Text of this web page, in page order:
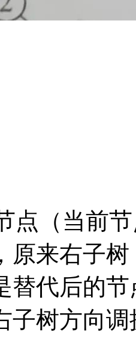
点（当前
原来右子
替代后的
子树方向